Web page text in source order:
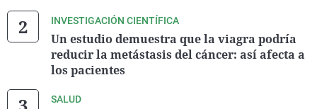
INVESTIGACIÓN CIENTÍFICA
Un estudio demuestra que la viagra podría
reducir la metástasis del cáncer: así afecta a
los pacientes
SALUD